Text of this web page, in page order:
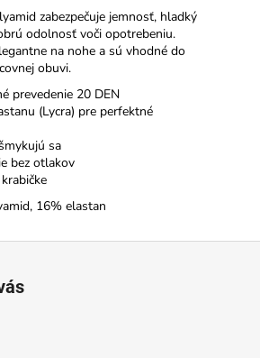
zabezpečuje jemnosť, hladký
odolnosť voči opotrebeniu.
na nohe a sú vhodné do
obuvi.
prevedenie 20 DEN
(Lycra) pre perfektné
sa
bez otlakov
16% elastan